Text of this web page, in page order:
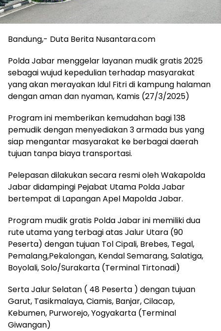
Bandung,- Duta Berita Nusantara.com
Polda Jabar menggelar layanan mudik gratis 2025
sebagai wujud kepedulian terhadap masyarakat
yang akan merayakan Idul Fitri di kampung halaman
dengan aman dan nyaman, Kamis (27/3/2025)
Program ini memberikan kemudahan bagi 138
pemudik dengan menyediakan 3 armada bus yang
siap mengantar masyarakat ke berbagai daerah
tujuan tanpa biaya transportasi.
Pelepasan dilakukan secara resmi oleh Wakapolda
Jabar didampingi Pejabat Utama Polda Jabar
bertempat di Lapangan Apel Mapolda Jabar.
Program mudik gratis Polda Jabar ini memiliki dua
rute utama yang terbagi atas Jalur Utara (90
Peserta) dengan tujuan Tol Cipali, Brebes, Tegal,
Pemalang,Pekalongan, Kendal Semarang, Salatiga,
Boyolali, Solo/Surakarta (Terminal Tirtonadi)
Serta Jalur Selatan ( 48 Peserta ) dengan tujuan
Garut, Tasikmalaya, Ciamis, Banjar, Cilacap,
Kebumen, Purworejo, Yogyakarta (Terminal
Giwangan)